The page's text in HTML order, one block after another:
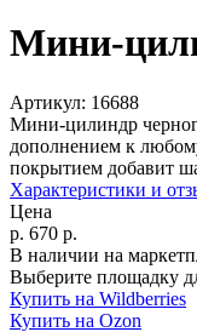
Мини-
Артикул: 16688
Мини-цилиндр
дополнением к
покрытием добавит
Характеристики и
Цена
р. 670 р.
В наличии на
Выберите площадку
Купить на Wildberries
Купить на Ozon